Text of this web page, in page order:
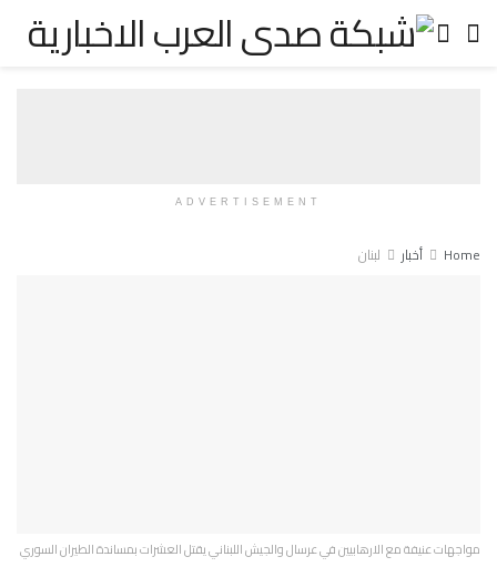
ADVERTISEMENT
Home أخبار لبنان
مواجهات عنيفة مع الارهابيين في عرسال والجيش اللبناني يقتل العشرات بمساندة الطيران السوري